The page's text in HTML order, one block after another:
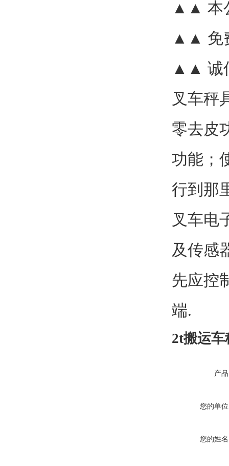
▲▲ 本
▲▲ 免
▲▲ 诚
叉车秤
零去皮
功能；
行到那
叉车电
及传感
先应控
端.
2t搬运车
产
您的单
您的姓